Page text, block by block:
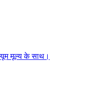
मूल्य के साथ।